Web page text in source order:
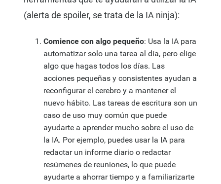
(alerta de spoiler, se trata de la IA ninja):
Comience con algo pequeño: Usa la IA para
automatizar solo una tarea al día, pero elige
algo que hagas todos los días. Las
acciones pequeñas y consistentes ayudan a
reconfigurar el cerebro y a mantener el
nuevo hábito. Las tareas de escritura son un
caso de uso muy común que puede
ayudarte a aprender mucho sobre el uso de
la IA. Por ejemplo, puedes usar la IA para
redactar un informe diario o redactar
resúmenes de reuniones, lo que puede
ayudarte a ahorrar tiempo y a familiarizarte